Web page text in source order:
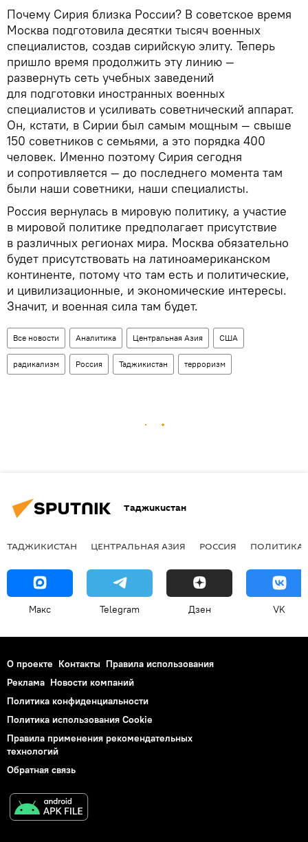
Почему Сирия близка России? В советское время
Москва подготовила десятки тысяч военных
специалистов, создав сирийскую элиту. Теперь
пришло время продолжить эту линию —
развернуть сеть учебных заведений
для подготовки иностранных военных
специалистов и усиливать советнический аппарат.
Он, кстати, в Сирии был самым мощным — свыше
150 советников с семьями, а это порядка 400
человек. Именно поэтому Сирия сегодня
и сопротивляется — до последнего момента там
были наши советники, наши специалисты.
Россия вернулась в мировую политику, а участие
в мировой политике предполагает присутствие
в различных регионах мира. Москва обязательно
будет присутствовать на латиноамериканском
континенте, потому что там есть и политические,
и цивилизационные, и экономические интересы.
Значит, и военная сила там будет.
Все новости Аналитика Центральная Азия США
радикализм Россия Таджикистан терроризм
Таджикистан
ТАДЖИКИСТАН ЦЕНТРАЛЬНАЯ АЗИЯ РОССИЯ ПОЛИТИКА
Макс Telegram Дзен VK
О проекте Контакты Правила использования
Реклама Новости компаний
Политика конфиденциальности
Политика использования Cookie
Правила применения рекомендательных
технологий
Обратная связь